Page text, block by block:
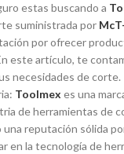
estas buscando a
suministrada por
por ofrecer
este artí­culo, te
necesidades de corte.
Toolmexes una
de herramientas de
reputación sólida
en la tecnologí­a de